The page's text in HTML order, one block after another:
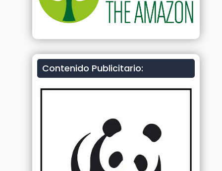
Contenido Publicitario: